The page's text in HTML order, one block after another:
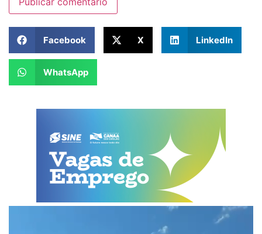
Facebook X LinkedIn
WhatsApp